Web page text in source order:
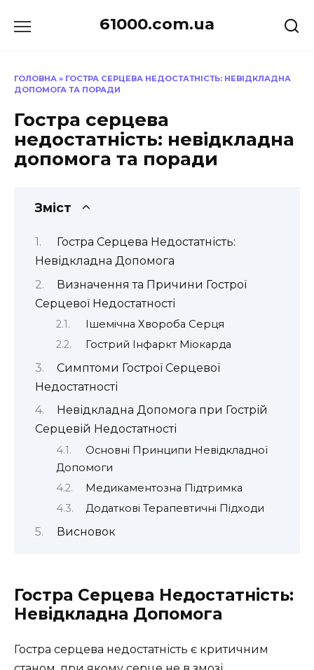
до
61000.com.ua
ГОЛОВНА » ГОСТРА СЕРЦЕВА НЕДОСТАТНІСТЬ: НЕВІДКЛАДНА
ДОПОМОГА ТА ПОРАДИ
Гостра серцева
недостатність: невідкладна
допомога та поради
Зміст
Гостра Серцева Недостатність:
Невідкладна Допомога
Визначення та Причини Гострої
Серцевої Недостатності
Ішемічна Хвороба Серця
Гострий Інфаркт Міокарда
Симптоми Гострої Серцевої
Недостатності
Невідкладна Допомога при Гострій
Серцевій Недостатності
Основні Принципи Невідкладної
Допомоги
Медикаментозна Підтримка
Додаткові Терапевтичні Підходи
Висновок
Гостра Серцева Недостатність:
Невідкладна Допомога
Гостра серцева недостатність є критичним